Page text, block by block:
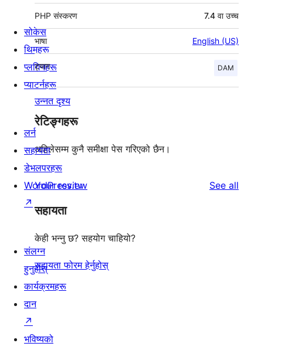
PHP संस्करण 7.4 वा उच्च
भाषा English (US)
ट्याग DAM
उन्नत दृश्य
रेटिङ्गहरू
अहिलेसम्म कुनै समीक्षा पेस गरिएको छैन।
Your review See all
सहायता
केही भन्नु छ? सहयोग चाहियो?
सहायता फोरम हेर्नुहोस्
सोकेस
थिमहरू
प्लगिनहरू
प्याटर्नहरू
लर्न
सहायता
डेभलपरहरू
WordPress.tv
↗
संलग्न
हुनुहोस्
कार्यक्रमहरू
दान
↗
भविष्यको